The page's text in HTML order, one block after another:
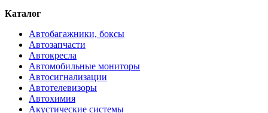
Каталог
Автобагажники, боксы
Автозапчасти
Автокресла
Автомобильные мониторы
Автосигнализации
Автотелевизоры
Автохимия
Акустические системы